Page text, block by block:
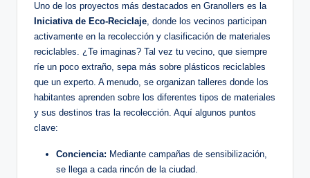
Uno de los proyectos más destacados en Granollers es la
Iniciativa de Eco-Reciclaje, donde los vecinos participan
activamente en la recolección y clasificación de materiales
reciclables. ¿Te imaginas? Tal vez tu vecino, que siempre
ríe un poco extraño, sepa más sobre plásticos reciclables
que un experto. A menudo, se organizan talleres donde los
habitantes aprenden sobre los diferentes tipos de materiales
y sus destinos tras la recolección. Aquí algunos puntos
clave:
Conciencia: Mediante campañas de sensibilización,
se llega a cada rincón de la ciudad.